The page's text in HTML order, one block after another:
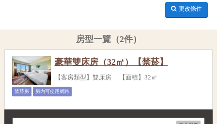
更改條件
房型一覽（2件）
豪華雙床房（32㎡）【禁菸】
【客房類型】雙床房 【面積】32㎡
禁菸房 房內可使用網路